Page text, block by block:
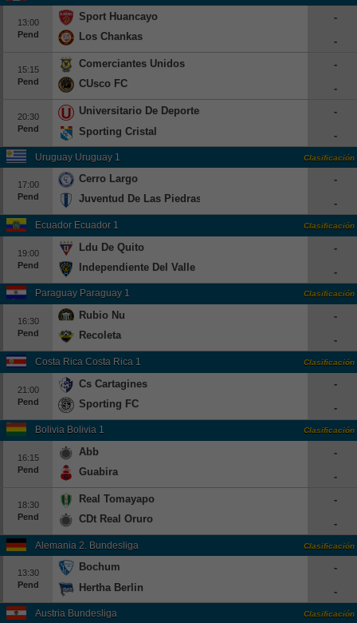
13:00
Pend
Sport Huancayo
Los Chankas
-
-
15:15
Pend
Comerciantes Unidos
CUsco FC
-
-
20:30
Pend
Universitario De Deportes
Sporting Cristal
-
-
Uruguay Uruguay 1 Clasificación
17:00
Pend
Cerro Largo
Juventud De Las Piedras
-
-
Ecuador Ecuador 1 Clasificación
19:00
Pend
Ldu De Quito
Independiente Del Valle
-
-
Paraguay Paraguay 1 Clasificación
16:30
Pend
Rubio Nu
Recoleta
-
-
Costa Rica Costa Rica 1 Clasificación
21:00
Pend
Cs Cartagines
Sporting FC
-
-
Bolivia Bolivia 1 Clasificación
16:15
Pend
Abb
Guabira
-
-
18:30
Pend
Real Tomayapo
CDt Real Oruro
-
-
Alemania 2. Bundesliga Clasificación
13:30
Pend
Bochum
Hertha Berlin
-
-
Austria Bundesliga Clasificación
Clasificación
Casas de Apuestas